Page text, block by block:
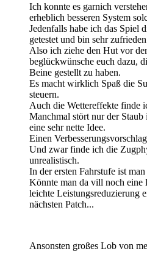
Ich konnte es garnich
erheblich besseren System
Jedenfalls habe ich das Spiel
getestet und bin sehr
Also ich ziehe den Hut vor
beglückwünsche euch dazu,
Beine gestellt zu haben.
Es macht wirklich Spaß die
steuern.
Auch die Wettereffekte finde
Manchmal stört nur der Staub
eine sehr nette Idee.
Einen
Und zwar finde ich die
unrealistisch.
In der ersten Fahrstufe ist
Könnte man da vill noch eine
leichte Leistungsreduzierung
nächsten Patch...
Ansonsten großes Lob von